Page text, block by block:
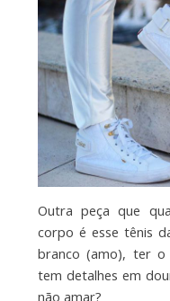
Outra peça que
corpo é esse tênis
branco (amo), ter o
tem detalhes em
não amar?